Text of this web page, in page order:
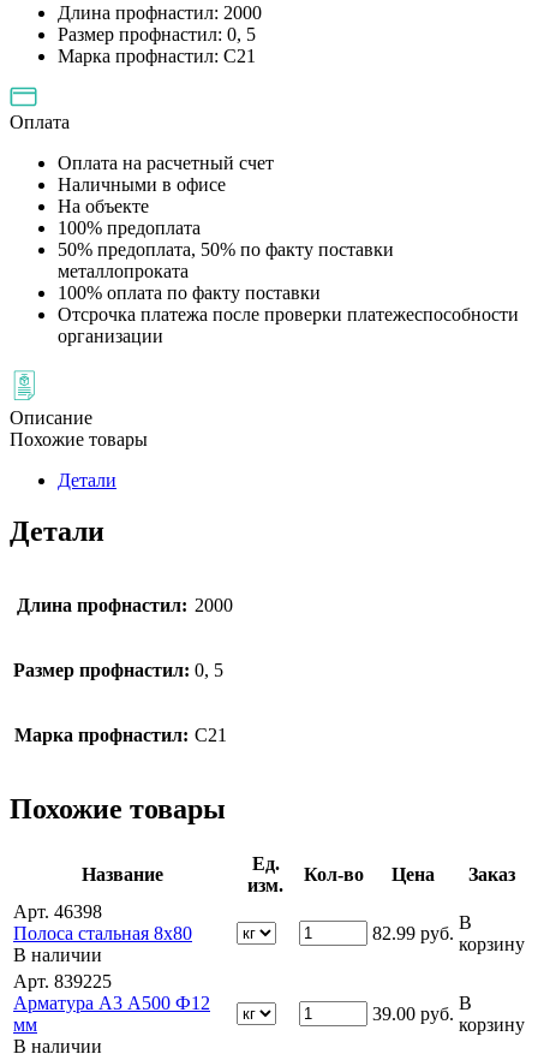
Длина профнастил: 2000
Размер профнастил: 0, 5
Марка профнастил: С21
Оплата
Оплата на расчетный счет
Наличными в офисе
На объекте
100% предоплата
50% предоплата, 50% по факту поставки
металлопроката
100% оплата по факту поставки
Отсрочка платежа после проверки платежеспособности
организации
Описание
Похожие товары
Детали
Детали
Длина профнастил: 2000
Размер профнастил: 0, 5
Марка профнастил: С21
Похожие товары
Название
Ед.
изм.
Кол-во Цена
Заказ
Арт. 46398
Полоса стальная 8х80
В наличии
82.99 руб.
В
корзину
Арт. 839225
Арматура А3 А500 Ф12
мм
В наличии
39.00 руб.
В
корзину